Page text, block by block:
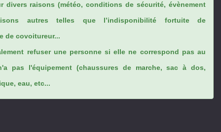
divers raisons (météo, conditions de sécurité, évènement
autres telles que l’indisponibilité fortuite de
de covoitureur...
refuser une personne si elle ne correspond pas au
pas l'équipement (chaussures de marche, sac à dos,
eau, etc...